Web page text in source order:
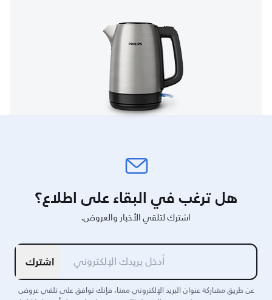
هل ترغب في البقاء على اطلاع؟
اشترك لتلقي الأخبار والعروض.
اشترك
عن طريق مشاركة عنوان البريد الإلكتروني معنا، فإنك توافق على تلقي عروض